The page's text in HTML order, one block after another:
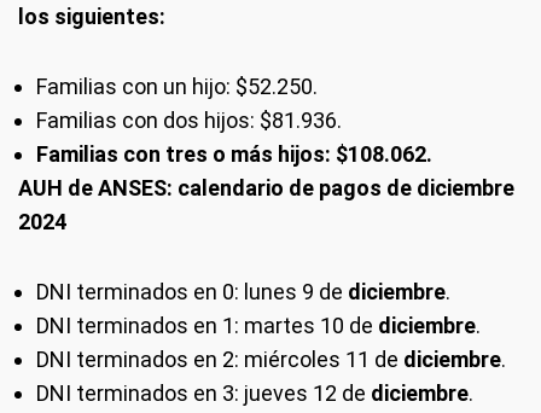
los siguientes:
Familias con un hijo: $52.250.
Familias con dos hijos: $81.936.
Familias con tres o más hijos: $108.062.
AUH de ANSES: calendario de pagos de diciembre
2024
DNI terminados en 0: lunes 9 de diciembre.
DNI terminados en 1: martes 10 de diciembre.
DNI terminados en 2: miércoles 11 de diciembre.
DNI terminados en 3: jueves 12 de diciembre.